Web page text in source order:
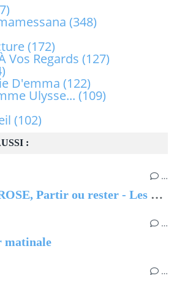
:
…
Chantal MARIE-ROSE, Partir ou rester - Les clés pour évoluer professionnellement sans regret
…
matinale
…
(348)
(172)
Vos Regards (127)
D'emma (122)
Ulysse... (109)
(102)